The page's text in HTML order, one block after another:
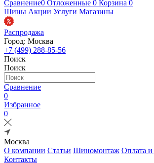
Сравнение0 Отложенные 0 Корзина 0
Шины Акции Услуги Магазины
Распродажа
Город: Москва
+7 (499) 288-85-56
Поиск
Поиск
Сравнение
0
Избранное
0
Москва
О компании Статьи Шиномонтаж Оплата и
Контакты